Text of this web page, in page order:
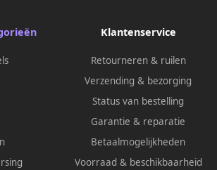
Klantenservice
Retourneren & ruilen
Verzending & bezorging
Status van bestelling
Garantie & reparatie
Betaalmogelijkheden
Voorraad & beschikbaarheid